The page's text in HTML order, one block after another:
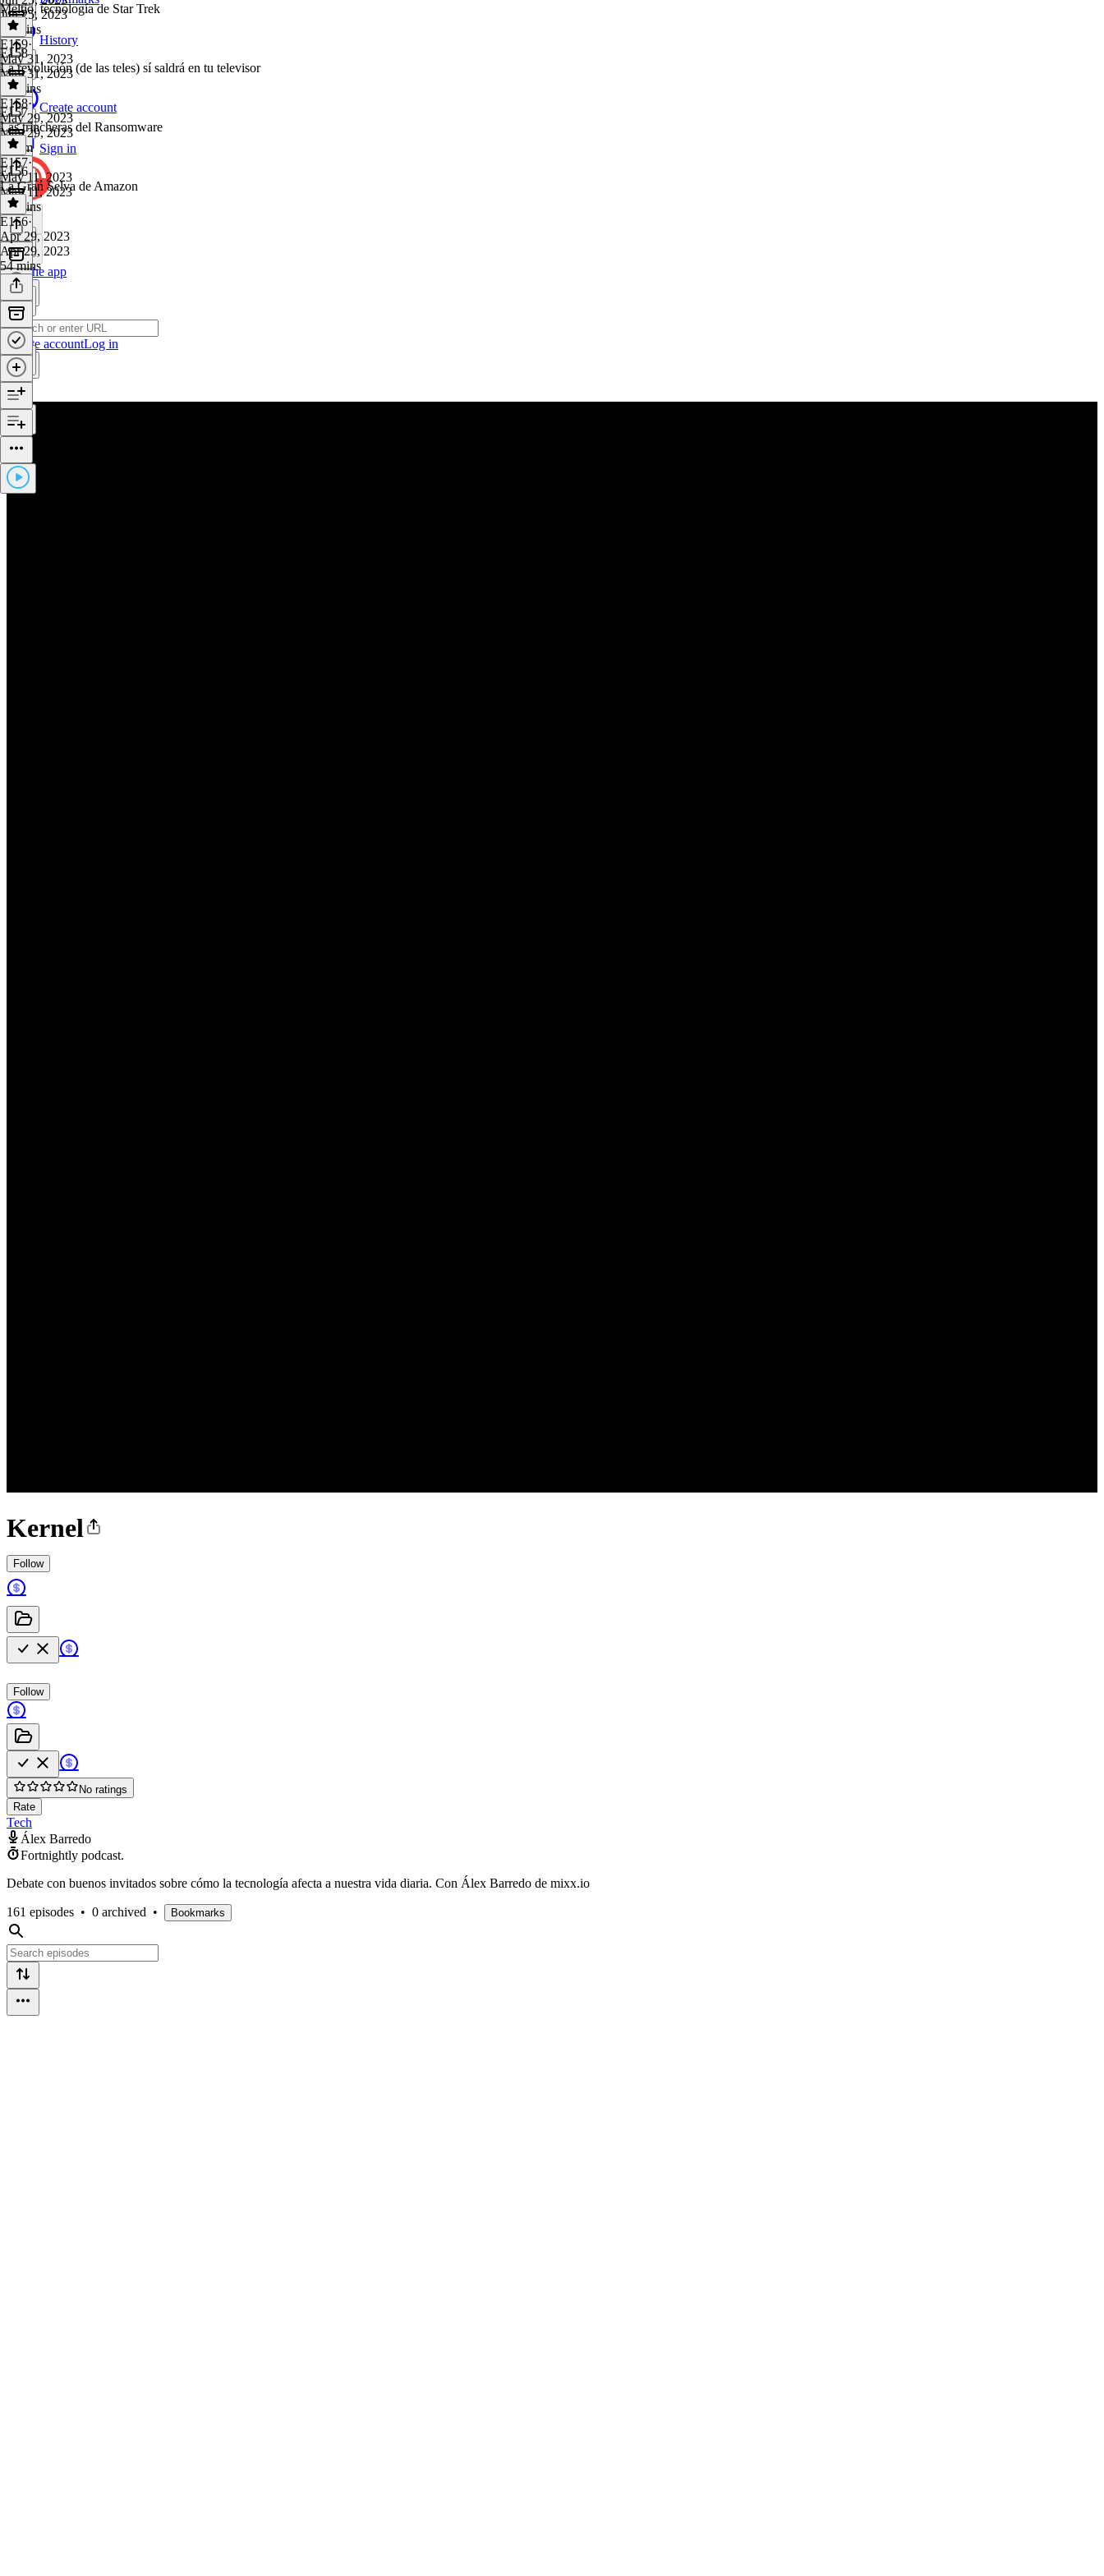
History
Create account
Sign in
Get the app
Create accountLog in
Kernel
Follow
Follow
No ratings
Rate
Tech
Álex Barredo
Fortnightly podcast.
Debate con buenos invitados sobre cómo la tecnología afecta a nuestra vida diaria. Con Álex Barredo de mixx.io
161 episodes • 0 archived • Bookmarks
Jun 25, 2023
37 mins
Meltio, tecnología de Star Trek
E159·
May 31, 2023
May 31, 2023
37 mins
E158
La revolución (de las teles) sí saldrá en tu televisor
E158·
May 29, 2023
May 29, 2023
1h 4m
E157
Las trincheras del Ransomware
E157·
May 11, 2023
May 11, 2023
46 mins
E156
La Gran Selva de Amazon
E156·
Apr 29, 2023
Apr 29, 2023
54 mins